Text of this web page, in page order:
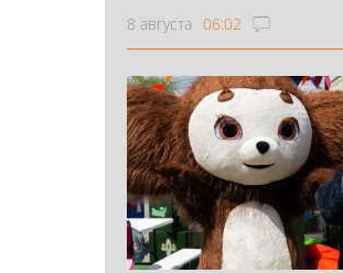
8 августа 06:02